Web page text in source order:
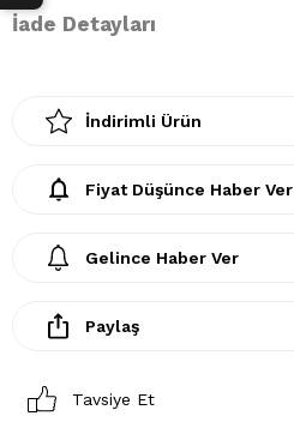
İade Detayları
İndirimli Ürün
Fiyat Düşünce Haber Ver
Gelince Haber Ver
Paylaş
Tavsiye Et